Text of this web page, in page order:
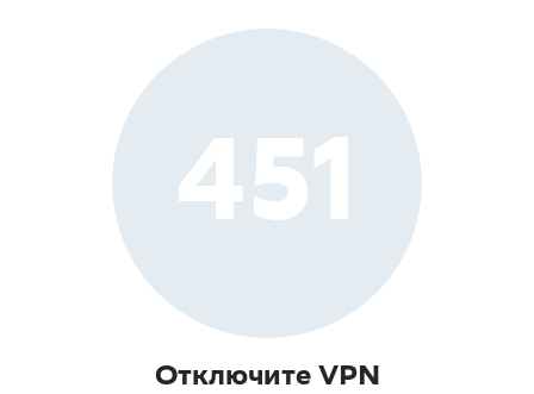
451
Отключите VPN